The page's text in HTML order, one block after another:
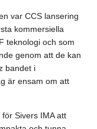
var CCS lansering
kommersiella
teknologi och som
genom att de kan
bandet i
är ensam om att
Sivers IMA att